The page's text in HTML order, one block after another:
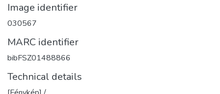
Image identifier
030567
MARC identifier
bibFSZ01488866
Technical details